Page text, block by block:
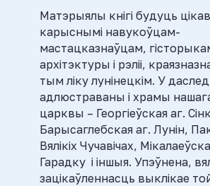
Матэрыялы кнігі будуць
карыснымі навукоўцам-
мастацказнаўцам,
архітэктуры і рэліі,
тым ліку лунінецкім. У
адлюстраваны і храмы
царквы – Георгіеўская аг.
Барысаглебская аг. Лунін,
Вялікіх Чучавічах,
Гарадку і іншыя. Упэўнена,
зацікаўленнасць выклікае